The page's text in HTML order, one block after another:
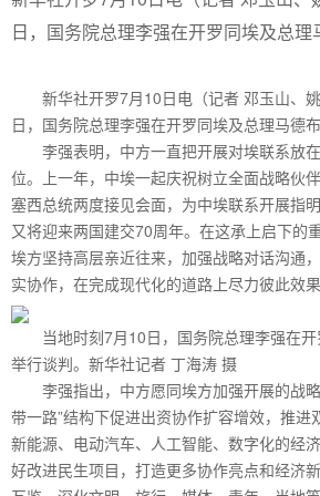
日，国务院总理李强在开罗同埃及总理
新华社开罗7月10日电（记者 邓玉山、
日，国务院总理李强在开罗同埃及总理马德布
李强表明，中方一直把开展对埃联系放
位。上一年，中埃一起庆祝树立全面战略伙
塞西总统两度接见会面，为中埃联系开展指
又将迎来两国建交70周年。在这承上启下的
埃方坚持高层亲近往来，加强战略对话沟通
实协作，在完成现代化的道路上尽力彼此效
当地时刻7月10日，国务院总理李强在开
举行谈判。新华社记者 丁海涛 摄
李强指出，中方愿同埃方加强开展的战略
带一路”结构下促进出资协作扩容增效，推进
新能源、电动汽车、人工智能、数字化的经
好改进民生项目，打造更多协作亮点和经济